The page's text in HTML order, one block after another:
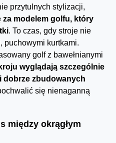
przytulnych stylizacji,
za modelem golfu, który
. To czas, gdy stroje nie
puchowymi kurtkami.
golf z bawełnianymi
wyglądają szczególnie
dobrze zbudowanych
się nienaganną
między okrągłym